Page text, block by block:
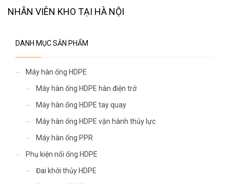
NHÂN VIÊN KHO TẠI HÀ NỘI
DANH MỤC SẢN PHẨM
Máy hàn ống HDPE
Máy hàn ống HDPE hàn điện trở
Máy hàn ống HDPE tay quay
Máy hàn ống HDPE vận hành thủy lực
Máy hàn ống PPR
Phụ kiện nối ống HDPE
Đai khởi thủy HDPE